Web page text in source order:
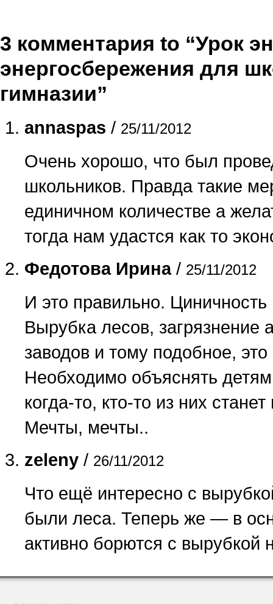
3 комментария to “Урок
энергосбережения для
гимназии”
annaspas / 25/11/2012
Очень хорошо, что был
школьников. Правда такие
единичном количестве а
тогда нам удастся как то
Федотова Ирина/ 25/11/2012
И это правильно.
Вырубка лесов,
заводов и тому подобное,
Необходимо объяснять
когда-то, кто-то из них
Мечты, мечты..
zeleny / 26/11/2012
Что ещё интересно с
были леса. Теперь же — в
активно борются с вырубкой